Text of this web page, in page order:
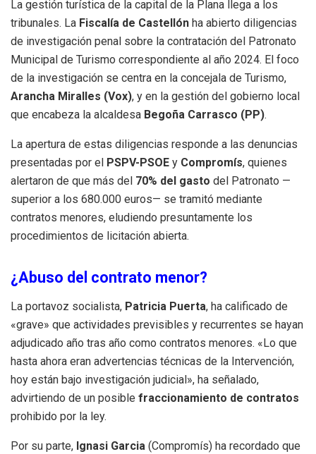
La gestión turística de la capital de la Plana llega a los
tribunales. La Fiscalía de Castellón ha abierto diligencias
de investigación penal sobre la contratación del Patronato
Municipal de Turismo correspondiente al año 2024. El foco
de la investigación se centra en la concejala de Turismo,
Arancha Miralles (Vox), y en la gestión del gobierno local
que encabeza la alcaldesa Begoña Carrasco (PP).
La apertura de estas diligencias responde a las denuncias
presentadas por el
PSPV-PSOE y Compromís, quienes
alertaron de que más del 70% del gasto del Patronato —
superior a los 680.000 euros— se tramitó mediante
contratos menores, eludiendo presuntamente los
procedimientos de licitación abierta.
¿Abuso del contrato menor?
La portavoz socialista, Patricia Puerta, ha calificado de
«grave» que actividades previsibles y recurrentes se hayan
adjudicado año tras año como contratos menores. «Lo que
hasta ahora eran advertencias técnicas de la Intervención,
hoy están bajo investigación judicial», ha señalado,
advirtiendo de un posible fraccionamiento de contratos
prohibido por la ley.
Por su parte, Ignasi Garcia (Compromís) ha recordado que